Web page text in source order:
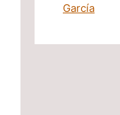
García